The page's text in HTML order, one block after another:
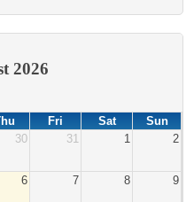
2026
Fri Sat
Sun
30 31 1 2
6 7 8 9